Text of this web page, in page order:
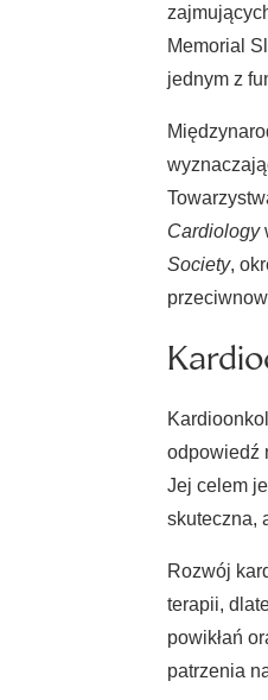
Memorial
jednym z
Cardiology
Society,
odpowiedź
Jej celem
skuteczna,
Rozwój
terapii,
powikłań
patrzenia